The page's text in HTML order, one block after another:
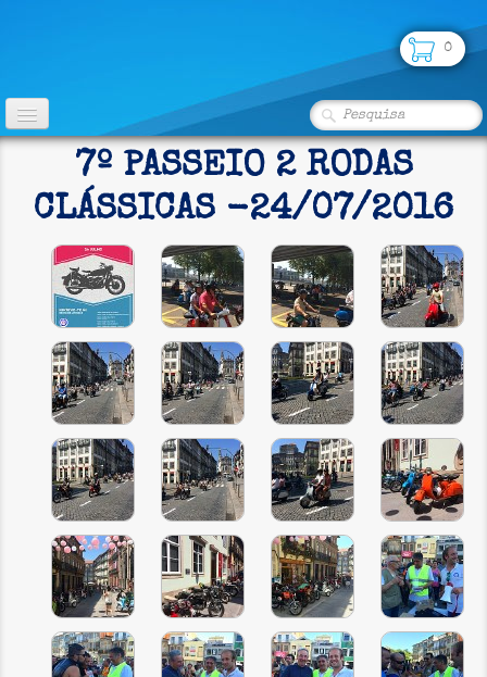
0
INÍCIO
CLUBE
LOJA
PARCERIAS
SEGUROS
CONTATO
CLASSIFICADOS
INSCRIÇÃO
7º PASSEIO 2 RODAS
CLÁSSICAS -24/07/2016